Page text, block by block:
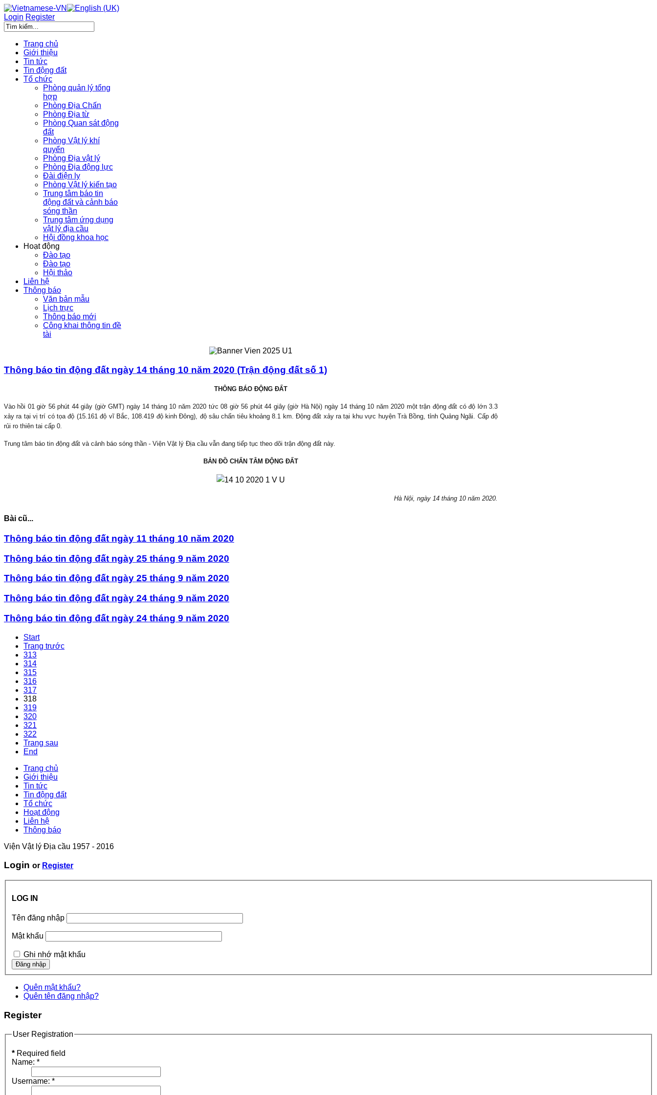
Login Register
Trang chủ
Giới thiệu
Tin tức
Tin động đất
Tổ chức
Phòng quản lý tổng
hợp
Phòng Địa Chấn
Phòng Địa từ
Phòng Quan sát động
đất
Phòng Vật lý khí
quyển
Phòng Địa vật lý
Phòng Địa động lực
Đài điện ly
Phòng Vật lý kiến tạo
Trung tâm báo tin
động đất và cảnh báo
sóng thần
Trung tâm ứng dụng
vật lý địa cầu
Hội đồng khoa học
Hoạt động
Đào tạo
Đào tạo
Hội thảo
Liên hệ
Thông báo
Văn bản mẫu
Lịch trực
Thông báo mới
Công khai thông tin đề
tài
Thông báo tin động đất ngày 14 tháng 10 năm 2020 (Trận động đất số 1)
THÔNG BÁO ĐỘNG ĐẤT
Vào hồi 01 giờ 56 phút 44 giây (giờ GMT) ngày 14 tháng 10 năm 2020 tức 08 giờ 56 phút 44 giây (giờ Hà Nội) ngày 14 tháng 10 năm 2020 một trận động đất có độ lớn 3.3
xảy ra tại vị trí có tọa độ (15.161 độ vĩ Bắc, 108.419 độ kinh Đông), độ sâu chấn tiêu khoảng 8.1 km. Động đất xảy ra tại khu vực huyện Trà Bồng, tỉnh Quảng Ngãi. Cấp độ
rủi ro thiên tai cấp 0.
Trung tâm báo tin động đất và cảnh báo sóng thần - Viện Vật lý Địa cầu vẫn đang tiếp tục theo dõi trận động đất này.
BẢN ĐỒ CHẤN TÂM ĐỘNG ĐẤT
Hà Nội, ngày 14 tháng 10 năm 2020.
Bài cũ...
Thông báo tin động đất ngày 11 tháng 10 năm 2020
Thông báo tin động đất ngày 25 tháng 9 năm 2020
Thông báo tin động đất ngày 25 tháng 9 năm 2020
Thông báo tin động đất ngày 24 tháng 9 năm 2020
Thông báo tin động đất ngày 24 tháng 9 năm 2020
Start
Trang trước
313
314
315
316
317
318
319
320
321
322
Trang sau
End
Trang chủ
Giới thiệu
Tin tức
Tin động đất
Tổ chức
Hoạt động
Liên hệ
Thông báo
Viện Vật lý Địa cầu 1957 - 2016
Login or Register
LOG IN
Tên đăng nhập
Mật khẩu
Ghi nhớ mật khẩu
Quên mật khẩu?
Quên tên đăng nhập?
Register
User Registration
* Required field
Name: *
Username: *